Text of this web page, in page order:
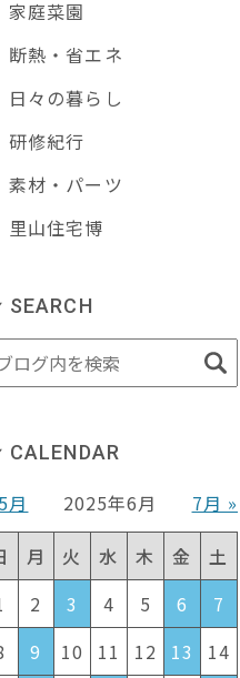
家庭菜園
断熱・省エネ
日々の暮らし
研修紀行
素材・パーツ
里山住宅博
SEARCH
CALENDAR
月 7月 »
2025年6月
月 火 水 木 金
土
2 3 4 5 6
7
9 10 11 12 13
14